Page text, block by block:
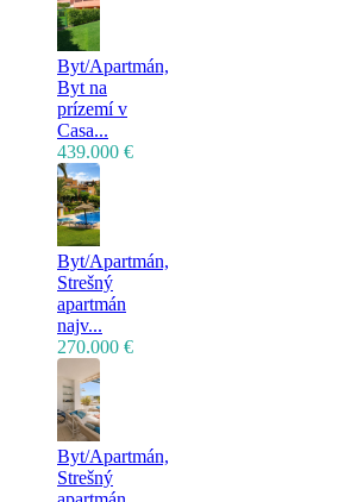
Byt/Apartmán,
Byt na
prízemí v
Casa...
439.000 €
Byt/Apartmán,
Strešný
apartmán
najv...
270.000 €
Byt/Apartmán,
Strešný